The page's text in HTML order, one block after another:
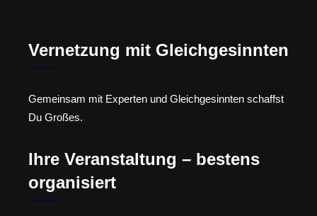
Vernetzung mit Gleichgesinnten
Gemeinsam mit Experten und Gleichgesinnten schaffst
Du Großes.
Ihre Veranstaltung – bestens
organisiert